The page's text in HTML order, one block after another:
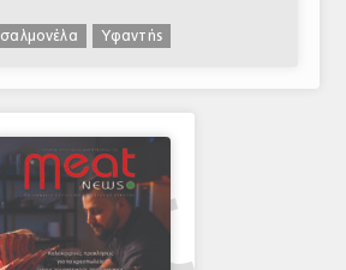
σαλμονέλα Υφαντής